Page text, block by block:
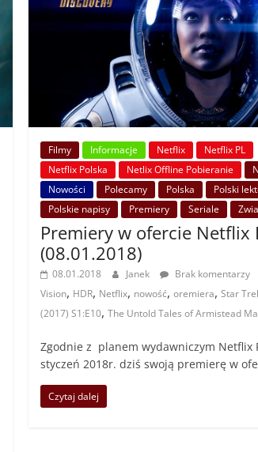
Filmy Informacje Netflix
Netflix PL
Netflix Polska
Netlix Offline Pobieranie
Nowości
Polecamy Polska
Polski
Polskie napisy
Premiery Seriale
Premiery w ofercie Netflix
(08.01.2018)
08.01.2018 Janek Brak komentarzy
Vision, HDR, Netflix, nowość,oremiera,Star
(2017) S1:E10,The Untold Tales of Armistead
Zgodnie z planem wydawniczym Netflix
styczeń 2018r. dziś swoją premierę w
Czytaj dalej